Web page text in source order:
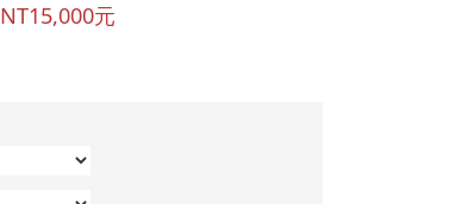
NT15,000元